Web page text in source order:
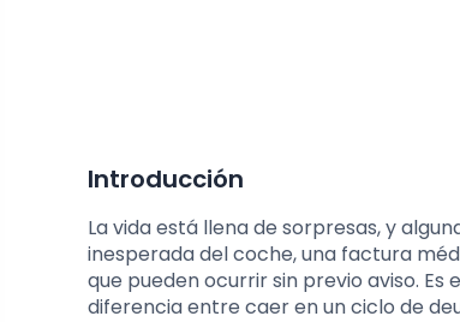
Introducción
La vida está llena de sorpresas, y
inesperada del coche, una factura
que pueden ocurrir sin previo aviso.
diferencia entre caer en un ciclo de